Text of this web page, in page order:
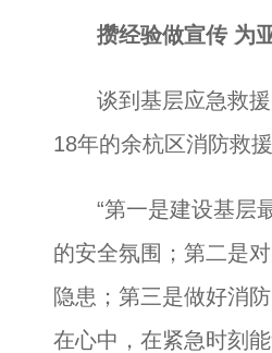
攒经验做宣传 为
谈到基层应急救援
18年的余杭区消防救
“第一是建设基层最
的安全氛围；第二是
隐患；第三是做好消
在心中，在紧急时刻